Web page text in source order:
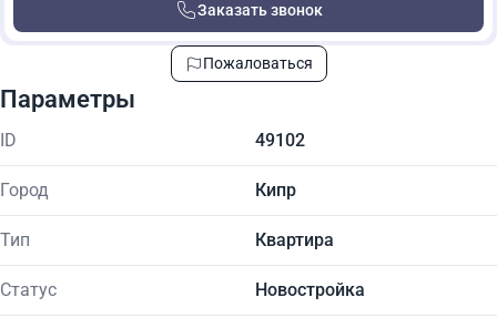
Заказать звонок
Пожаловаться
Параметры
ID 49102
Город Кипр
Тип Квартира
Статус Новостройка